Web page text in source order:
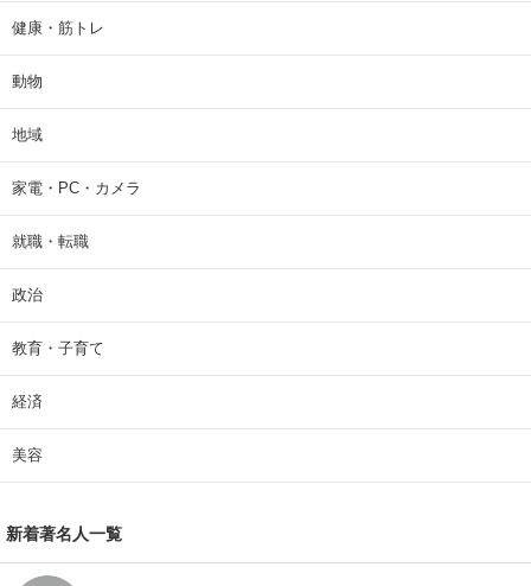
健康・筋トレ
動物
地域
家電・PC・カメラ
就職・転職
政治
教育・子育て
経済
美容
新着著名人一覧